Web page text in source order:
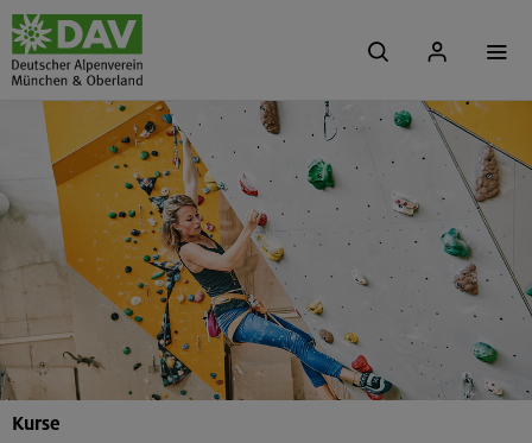
Kurse